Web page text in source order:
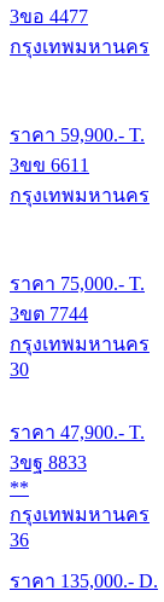
3ขอ 4477
กรุงเทพมหานคร
ราคา 59,900.- T.
3ขข 6611
กรุงเทพมหานคร
ราคา 75,000.- T.
3ขต 7744
กรุงเทพมหานคร
30
ราคา 47,900.- T.
3ขฐ 8833
**
กรุงเทพมหานคร
36
ราคา 135,000.- D.